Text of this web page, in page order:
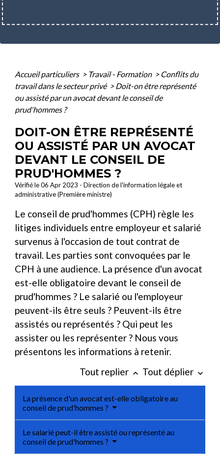
Accueil particuliers > Travail - Formation > Conflits du
travail dans le secteur privé > Doit-on être représenté
ou assisté par un avocat devant le conseil de
prud'hommes ?
DOIT-ON ÊTRE REPRÉSENTÉ
OU ASSISTÉ PAR UN AVOCAT
DEVANT LE CONSEIL DE
PRUD'HOMMES ?
Vérifié le 06 Apr 2023 - Direction de l'information légale et
administrative (Première ministre)
Le conseil de prud'hommes (CPH) règle les
litiges individuels entre employeur et salarié
survenus à l'occasion de tout contrat de
travail. Les parties sont convoquées par le
CPH à une audience. La présence d'un avocat
est-elle obligatoire devant le conseil de
prud'hommes ? Le salarié ou l'employeur
peuvent-ils être seuls ? Peuvent-ils être
assistés ou représentés ? Qui peut les
assister ou les représenter ? Nous vous
présentons les informations à retenir.
Tout replier keyboard_arrow_up Tout déplier keyboard_arrow_down
La présence d'un avocat est-elle obligatoire au
conseil de prud'hommes ?
Le salarié peut-il être assisté ou représenté au
conseil de prud'hommes ?